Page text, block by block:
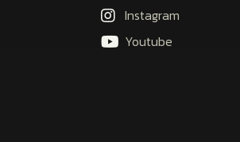
Instagram
Youtube